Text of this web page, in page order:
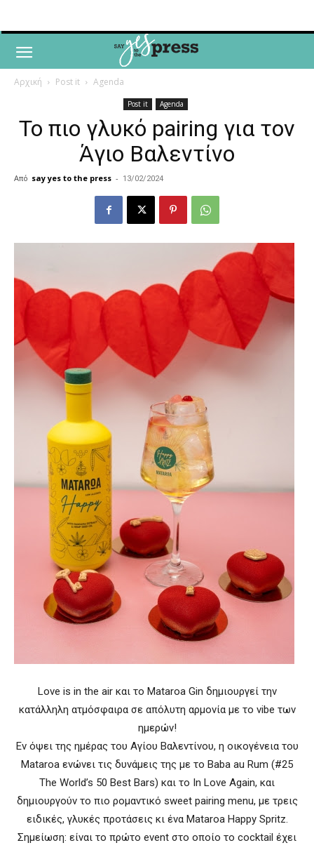
Αρχική Post it Agenda
Post it Agenda
Το πιο γλυκό pairing για τον
Άγιο Βαλεντίνο
Από say yes to the press - 13/02/2024
Love is in the air και το Mataroa Gin δημιουργεί την
κατάλληλη ατμόσφαιρα σε απόλυτη αρμονία με το vibe των
ημερών!
Εν όψει της ημέρας του Αγίου Βαλεντίνου, η οικογένεια του
Mataroa ενώνει τις δυνάμεις της με το Βaba au Rum (#25
The World’s 50 Best Bars) και το Ιn Love Again, και
δημιουργούν το πιο ρομαντικό sweet pairing menu, με τρεις
ειδικές, γλυκές προτάσεις κι ένα Mataroa Happy Spritz.
Σημείωση: είναι το πρώτο event στο οποίο το cocktail έχει